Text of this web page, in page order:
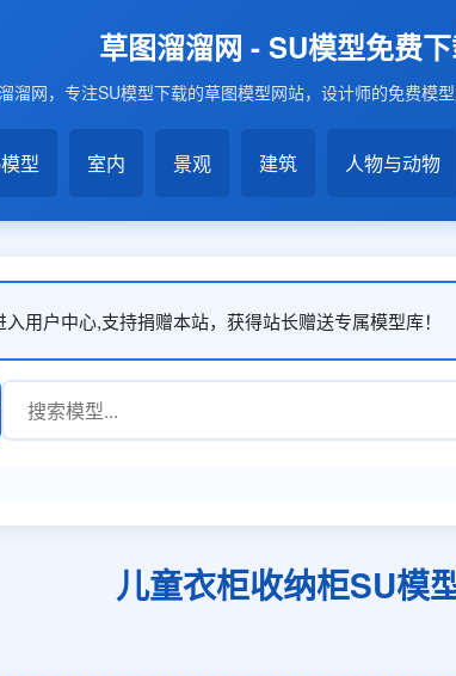
草图溜溜网 - SU模型免费
溜网，专注SU模型下载的草图模型网站，设计师的免费模
型 室内 景观 建筑 人物与动物
入用户中心,支持捐赠本站，获得站长赠送专属模型库！
儿童衣柜收纳柜SU模